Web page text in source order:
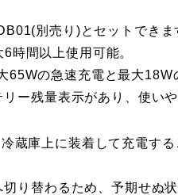
別売り)とセットできま
時間以上使用可能。
の急速充電と最大18W
ー残量表示があり、使い
蔵庫上に装着して充電す
り替わるため、予期せぬ